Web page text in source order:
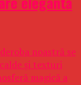
noastră se
și texturi
magică a